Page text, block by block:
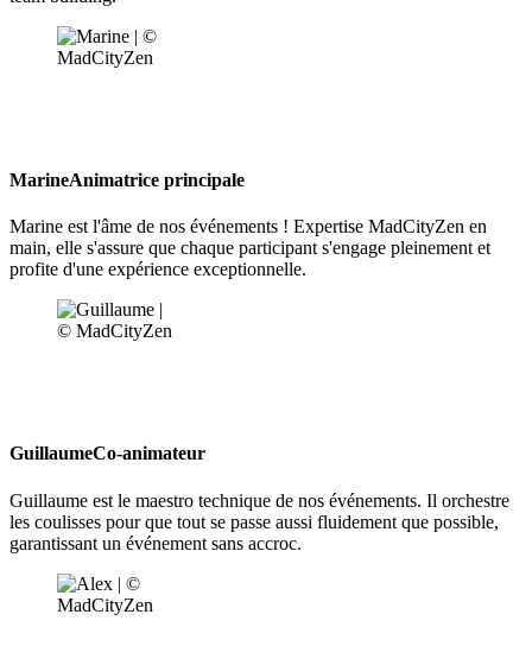
MarineAnimatrice principale
Marine est l'âme de nos événements ! Expertise MadCityZen en
main, elle s'assure que chaque participant s'engage pleinement et
profite d'une expérience exceptionnelle.
GuillaumeCo-animateur
Guillaume est le maestro technique de nos événements. Il orchestre
les coulisses pour que tout se passe aussi fluidement que possible,
garantissant un événement sans accroc.